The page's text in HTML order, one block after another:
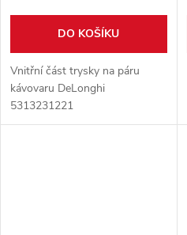
DO KOŠÍKU
Vnitřní část trysky na páru
kávovaru DeLonghi
5313231221